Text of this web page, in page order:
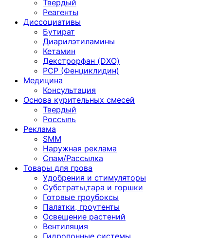
Твердый
Реагенты
Диссоциативы
Бутират
Диарилэтиламины
Кетамин
Декстрорфан (DXO)
PCP (Фенциклидин)
Медицина
Консультация
Основа курительных смесей
Твердый
Россыпь
Реклама
SMM
Наружная реклама
Спам/Рассылка
Товары для грова
Удобрения и стимуляторы
Субстраты,тара и горшки
Готовые гроубоксы
Палатки, гроутенты
Освещение растений
Вентиляция
Гидропонные системы